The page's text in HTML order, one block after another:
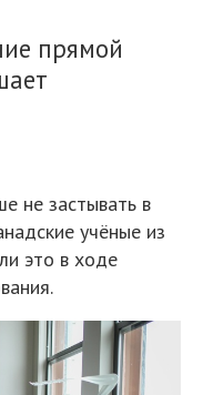
прямой
не застывать в
учёные из
это в ходе